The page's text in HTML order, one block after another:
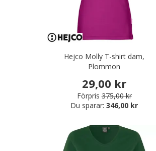
Hejco Molly T-shirt dam,
Plommon
29,00 kr
Förpris 375,00 kr
Du sparar:346,00 kr